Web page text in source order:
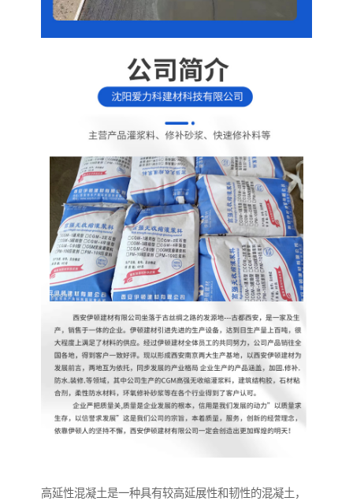
高延性混凝土是一种具有较高延展性和韧性的混凝土，